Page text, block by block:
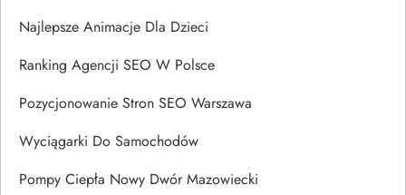
Najlepsze Animacje Dla Dzieci
Ranking Agencji SEO W Polsce
Pozycjonowanie Stron SEO Warszawa
Wyciągarki Do Samochodów
Pompy Ciepła Nowy Dwór Mazowiecki